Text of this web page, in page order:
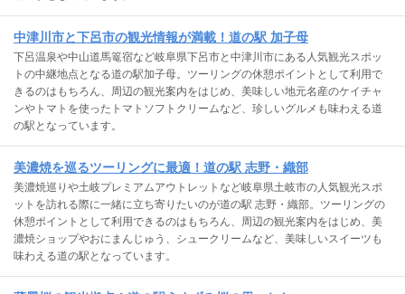
中津川市と下呂市の観光情報が満載！道の駅 加子母
下呂温泉や中山道馬篭宿など岐阜県下呂市と中津川市にある人気観光スポッ
トの中継地点となる道の駅加子母。ツーリングの休憩ポイントとして利用で
きるのはもちろん、周辺の観光案内をはじめ、美味しい地元名産のケイチャ
ンやトマトを使ったトマトソフトクリームなど、珍しいグルメも味わえる道
の駅となっています。
美濃焼を巡るツーリングに最適！道の駅 志野・織部
美濃焼巡りや土岐プレミアムアウトレットなど岐阜県土岐市の人気観光スポ
ットを訪れる際に一緒に立ち寄りたいのが道の駅 志野・織部。ツーリングの
休憩ポイントとして利用できるのはもちろん、周辺の観光案内をはじめ、美
濃焼ショップやおにまんじゅう、シュークリームなど、美味しいスイーツも
味わえる道の駅となっています。